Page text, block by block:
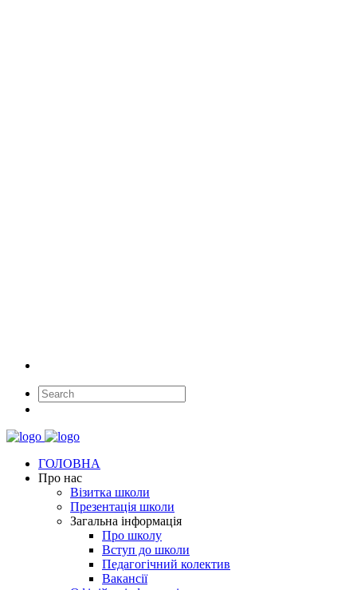
ГОЛОВНА
Про нас
Візитка школи
Презентація школи
Загальна інформація
Про школу
Вступ до школи
Педагогічний колектив
Вакансії